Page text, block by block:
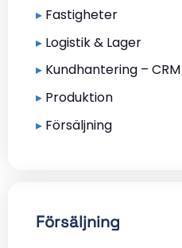
▸ Fastigheter
▸ Logistik & Lager
▸ Kundhantering – CRM
▸ Produktion
▸ Försäljning
Försäljning